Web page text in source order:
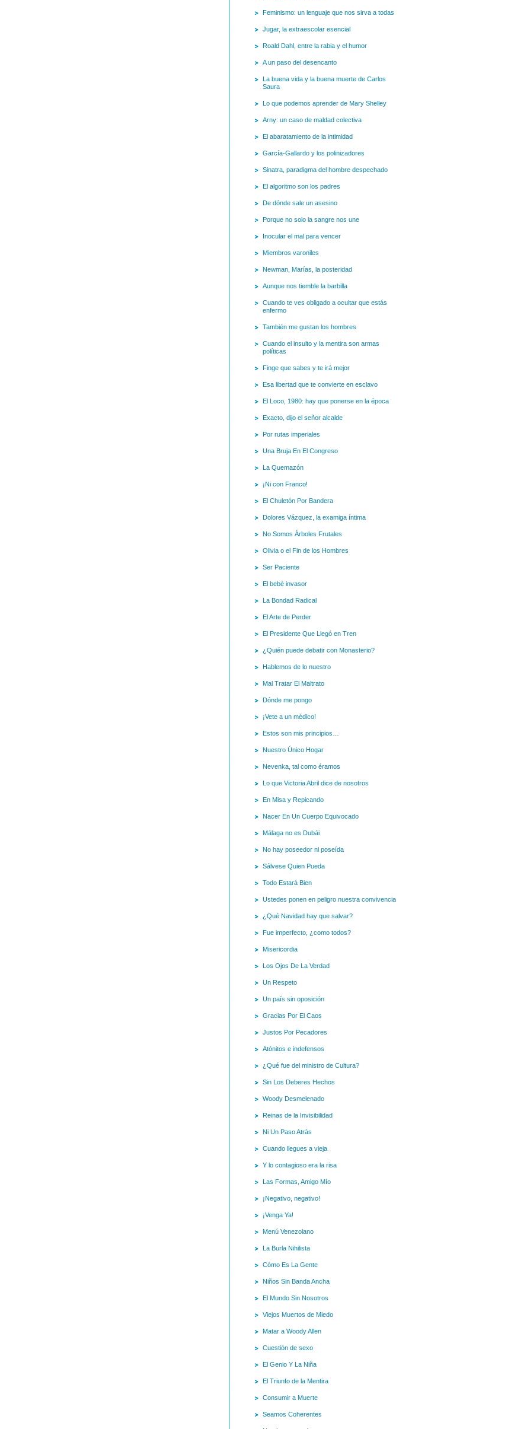
Feminismo: un lenguaje que nos sirva a todas
Jugar, la extraescolar esencial
Roald Dahl, entre la rabia y el humor
A un paso del desencanto
La buena vida y la buena muerte de Carlos
Saura
Lo que podemos aprender de Mary Shelley
Arny: un caso de maldad colectiva
El abaratamiento de la intimidad
García-Gallardo y los polinizadores
Sinatra, paradigma del hombre despechado
El algoritmo son los padres
De dónde sale un asesino
Porque no solo la sangre nos une
Inocular el mal para vencer
Miembros varoniles
Newman, Marías, la posteridad
Aunque nos tiemble la barbilla
Cuando te ves obligado a ocultar que estás
enfermo
También me gustan los hombres
Cuando el insulto y la mentira son armas
políticas
Finge que sabes y te irá mejor
Esa libertad que te convierte en esclavo
El Loco, 1980: hay que ponerse en la época
Exacto, dijo el señor alcalde
Por rutas imperiales
Una Bruja En El Congreso
La Quemazón
¡Ni con Franco!
El Chuletón Por Bandera
Dolores Vázquez, la examiga íntima
No Somos Árboles Frutales
Olivia o el Fin de los Hombres
Ser Paciente
El bebé invasor
La Bondad Radical
El Arte de Perder
El Presidente Que Llegó en Tren
¿Quién puede debatir con Monasterio?
Hablemos de lo nuestro
Mal Tratar El Maltrato
Dónde me pongo
¡Vete a un médico!
Estos son mis principios…
Nuestro Único Hogar
Nevenka, tal como éramos
Lo que Victoria Abril dice de nosotros
En Misa y Repicando
Nacer En Un Cuerpo Equivocado
Málaga no es Dubái
No hay poseedor ni poseída
Sálvese Quien Pueda
Todo Estará Bien
Ustedes ponen en peligro nuestra convivencia
¿Qué Navidad hay que salvar?
Fue imperfecto, ¿como todos?
Misericordia
Los Ojos De La Verdad
Un Respeto
Un país sin oposición
Gracias Por El Caos
Justos Por Pecadores
Atónitos e indefensos
¿Qué fue del ministro de Cultura?
Sin Los Deberes Hechos
Woody Desmelenado
Reinas de la Invisibilidad
Ni Un Paso Atrás
Cuando llegues a vieja
Y lo contagioso era la risa
Las Formas, Amigo Mío
¡Negativo, negativo!
¡Venga Ya!
Menú Venezolano
La Burla Nihilista
Cómo Es La Gente
Niños Sin Banda Ancha
El Mundo Sin Nosotros
Viejos Muertos de Miedo
Matar a Woody Allen
Cuestión de sexo
El Genio Y La Niña
El Triunfo de la Mentira
Consumir a Muerte
Seamos Coherentes